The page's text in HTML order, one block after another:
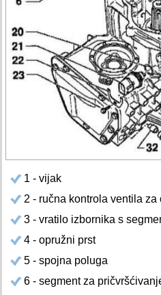
1 - vijak
2 - ručna kontrola ventila za
3 - vratilo izbornika s
4 - opružni prst
5 - spojna poluga
6 - segment za